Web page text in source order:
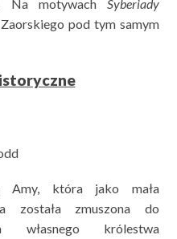
Na motywach Syberiady
pod tym samym
Amy, która jako mała
została zmuszona do
własnego królestwa